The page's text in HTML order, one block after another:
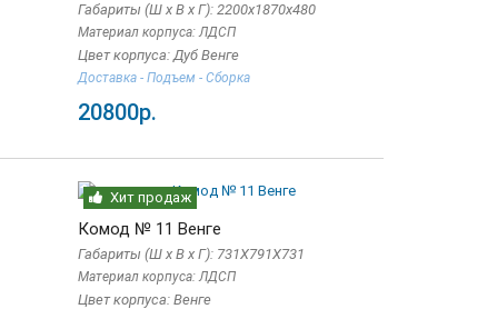
Габариты (Ш x В x Г): 2200х1870х480
Материал корпуса: ЛДСП
Цвет корпуса: Дуб Венге
Доставка - Подъем - Сборка
20800р.
Хит продаж
Комод № 11 Венге
Габариты (Ш x В x Г): 731Х791Х731
Материал корпуса: ЛДСП
Цвет корпуса: Венге